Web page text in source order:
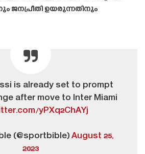
ജനപ്രീതി ഉയരുന്നതിനും
is already set to prompt
after move to Inter Miami
yPXq2ChAYj
(@sportbible) August 25,
2023